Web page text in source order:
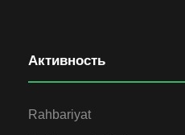
Активность
Rahbariyat